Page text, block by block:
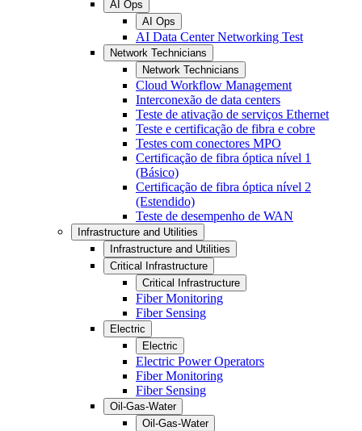
AI Ops
AI Ops
AI Data Center Networking Test
Network Technicians
Network Technicians
Cloud Workflow Management
Interconexão de data centers
Teste de ativação de serviços Ethernet
Teste e certificação de fibra e cobre
Testes com conectores MPO
Certificação de fibra óptica nível 1
(Básico)
Certificação de fibra óptica nível 2
(Estendido)
Teste de desempenho de WAN
Infrastructure and Utilities
Infrastructure and Utilities
Critical Infrastructure
Critical Infrastructure
Fiber Monitoring
Fiber Sensing
Electric
Electric
Electric Power Operators
Fiber Monitoring
Fiber Sensing
Oil-Gas-Water
Oil-Gas-Water